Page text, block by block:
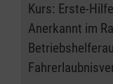
Kurs: Erste-
Anerkannt im